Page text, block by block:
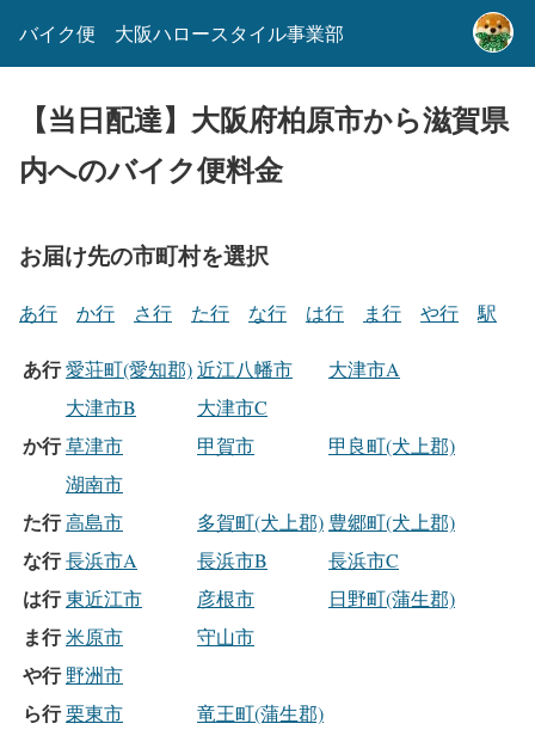
バイク便 大阪ハロースタイル事業部
【当日配達】大阪府柏原市から滋賀県
内へのバイク便料金
お届け先の市町村を選択
あ行 か行 さ行 た行 な行 は行 ま行 や行 駅
あ行愛荘町(愛知郡)近江八幡市
大津市A
大津市B
大津市C
か行草津市 甲賀市
甲良町(犬上郡)
湖南市
た行高島市 多賀町(犬上郡) 豊郷町(犬上郡)
な行長浜市A 長浜市B 長浜市C
は行東近江市 彦根市 日野町(蒲生郡)
ま行米原市 守山市
や行野洲市
ら行栗東市
竜王町(蒲生郡)